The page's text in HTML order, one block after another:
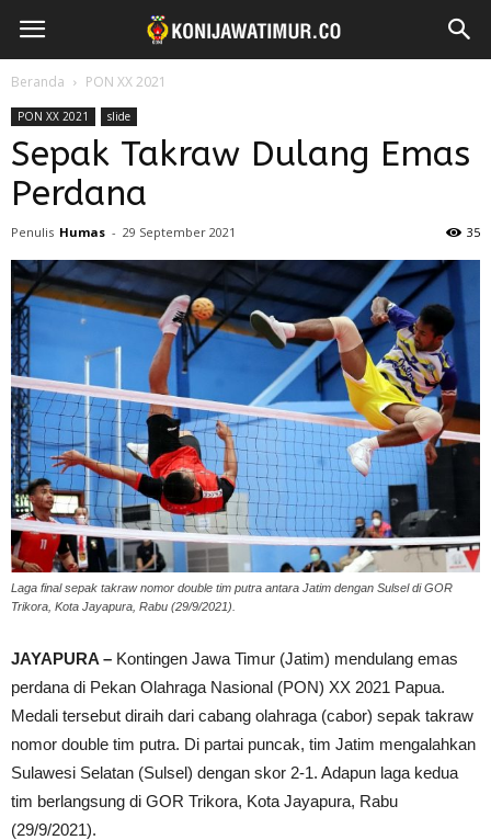
Beranda PON XX 2021
PON XX 2021 slide
Sepak Takraw Dulang Emas
Perdana
Penulis Humas - 29 September 2021 35
Laga final sepak takraw nomor double tim putra antara Jatim dengan Sulsel di GOR
Trikora, Kota Jayapura, Rabu (29/9/2021).
JAYAPURA – Kontingen Jawa Timur (Jatim) mendulang emas
perdana di Pekan Olahraga Nasional (PON) XX 2021 Papua.
Medali tersebut diraih dari cabang olahraga (cabor) sepak takraw
nomor double tim putra. Di partai puncak, tim Jatim mengalahkan
Sulawesi Selatan (Sulsel) dengan skor 2-1. Adapun laga kedua
tim berlangsung di GOR Trikora, Kota Jayapura, Rabu
(29/9/2021).